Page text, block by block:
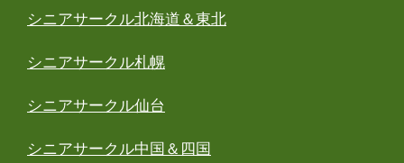
シニアサークル北海道＆東北
シニアサークル札幌
シニアサークル仙台
シニアサークル中国＆四国